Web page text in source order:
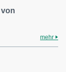
mehr